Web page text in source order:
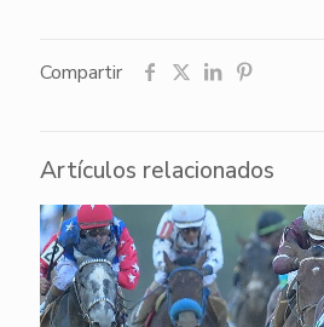
Compartir
Artículos relacionados